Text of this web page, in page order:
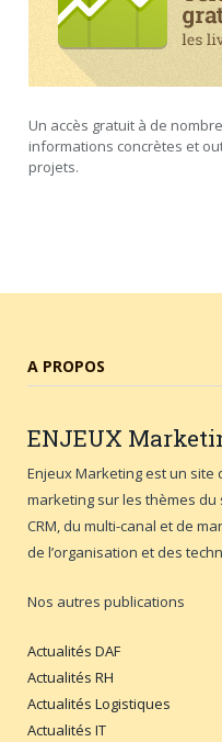
Un accès gratuit à de
informations concrètes et
projets.
A PROPOS
ENJEUX
Enjeux Marketing est un
marketing sur les thèmes du
CRM, du multi-canal et de
de l’organisation et des
Nos autres publications
Actualités DAF
Actualités RH
Actualités Logistiques
Actualités IT